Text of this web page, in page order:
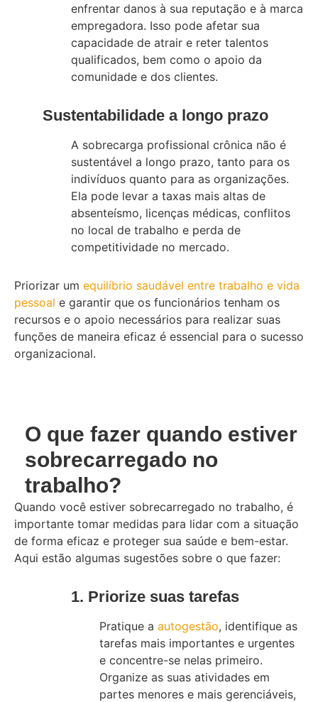
enfrentar danos à sua reputação e à marca
empregadora. Isso pode afetar sua
capacidade de atrair e reter talentos
qualificados, bem como o apoio da
comunidade e dos clientes.
Sustentabilidade a longo prazo
A sobrecarga profissional crônica não é
sustentável a longo prazo, tanto para os
indivíduos quanto para as organizações.
Ela pode levar a taxas mais altas de
absenteísmo, licenças médicas, conflitos
no local de trabalho e perda de
competitividade no mercado.
Priorizar um equilíbrio saudável entre trabalho e vida
pessoal e garantir que os funcionários tenham os
recursos e o apoio necessários para realizar suas
funções de maneira eficaz é essencial para o sucesso
organizacional.
O que fazer quando estiver
sobrecarregado no
trabalho?
Quando você estiver sobrecarregado no trabalho, é
importante tomar medidas para lidar com a situação
de forma eficaz e proteger sua saúde e bem-estar.
Aqui estão algumas sugestões sobre o que fazer:
1. Priorize suas tarefas
Pratique a autogestão, identifique as
tarefas mais importantes e urgentes
e concentre-se nelas primeiro.
Organize as suas atividades em
partes menores e mais gerenciáveis,